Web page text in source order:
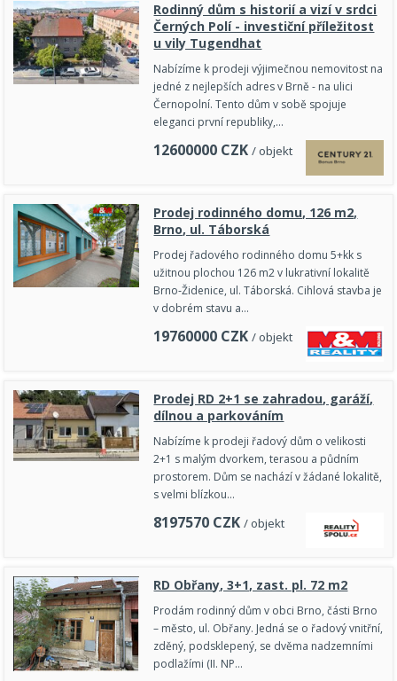
Rodinný dům s historií a vizí v srdci
Černých Polí - investiční příležitost
u vily Tugendhat
Nabízíme k prodeji výjimečnou nemovitost na
jedné z nejlepších adres v Brně - na ulici
Černopolní. Tento dům v sobě spojuje
eleganci první republiky,…
12600000 CZK / objekt
Prodej rodinného domu, 126 m2,
Brno, ul. Táborská
Prodej řadového rodinného domu 5+kk s
užitnou plochou 126 m2 v lukrativní lokalitě
Brno‑Židenice, ul. Táborská. Cihlová stavba je
v dobrém stavu a…
19760000 CZK / objekt
Prodej RD 2+1 se zahradou, garáží,
dílnou a parkováním
Nabízíme k prodeji řadový dům o velikosti
2+1 s malým dvorkem, terasou a půdním
prostorem. Dům se nachází v žádané lokalitě,
s velmi blízkou…
8197570 CZK / objekt
RD Obřany, 3+1, zast. pl. 72 m2
Prodám rodinný dům v obci Brno, části Brno
– město, ul. Obřany. Jedná se o řadový vnitřní,
zděný, podsklepený, se dvěma nadzemními
podlažími (II. NP…